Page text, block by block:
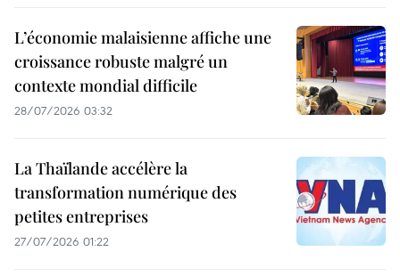
L’économie malaisienne affiche une
croissance robuste malgré un
contexte mondial difficile
28/07/2026 03:32
La Thaïlande accélère la
transformation numérique des
petites entreprises
27/07/2026 01:22